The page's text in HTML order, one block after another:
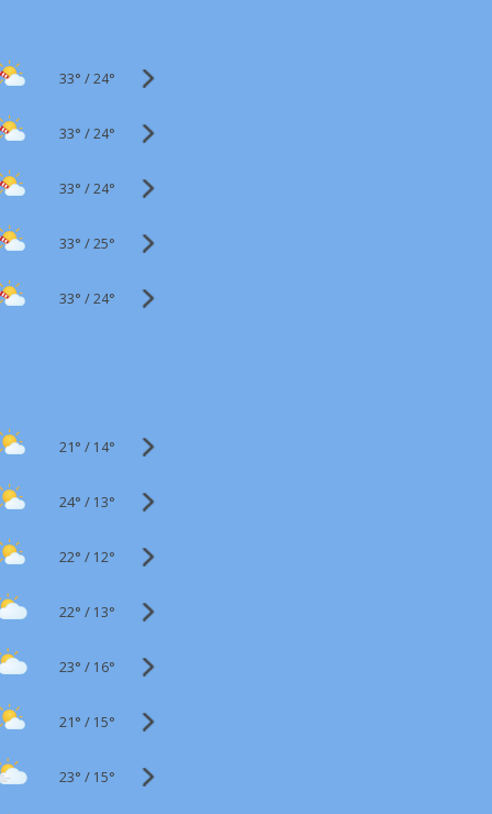
33° /24°
33° /24°
33° /24°
33° /25°
33° /24°
21° / 14°
24° / 13°
22° / 12°
22° / 13°
23° / 16°
21° / 15°
23° / 15°